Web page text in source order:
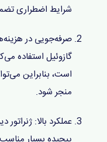
شرایط اضطراری
صرفه‌جویی در
گازوئیل استفاده
است، بنابراین
منجر شود.
عملکرد بالا: